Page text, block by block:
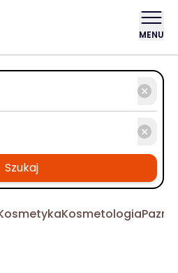
MENU
Szukaj
Kosmetologia